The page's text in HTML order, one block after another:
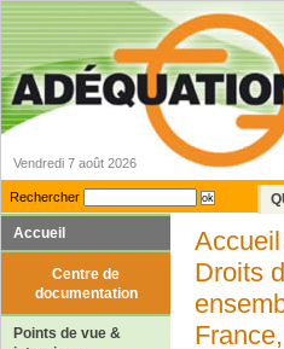
Vendredi 7 août 2026
Rechercher
Accueil
Centre de
documentation
Points de vue &
Accueil
Droits